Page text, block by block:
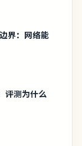
界：网络能
评测为什么